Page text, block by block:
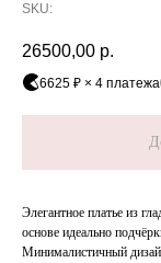
SKU:
26500,00 р.
6625 ₽ × 4 платежа
Элегантное платье из
основе идеально
Минималистичный